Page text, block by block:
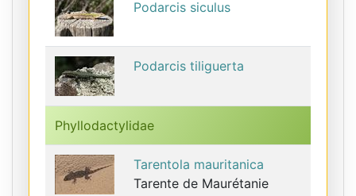
Podarcis siculus
Podarcis tiliguerta
Phyllodactylidae
Tarentola mauritanica
Tarente de Maurétanie